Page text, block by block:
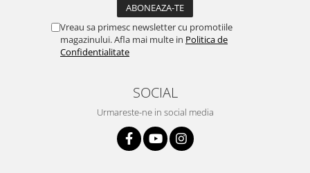
Vreau sa primesc newsletter cu promotiile
magazinului. Afla mai multe in Politica de
Confidentialitate
SOCIAL
Urmareste-ne in social media